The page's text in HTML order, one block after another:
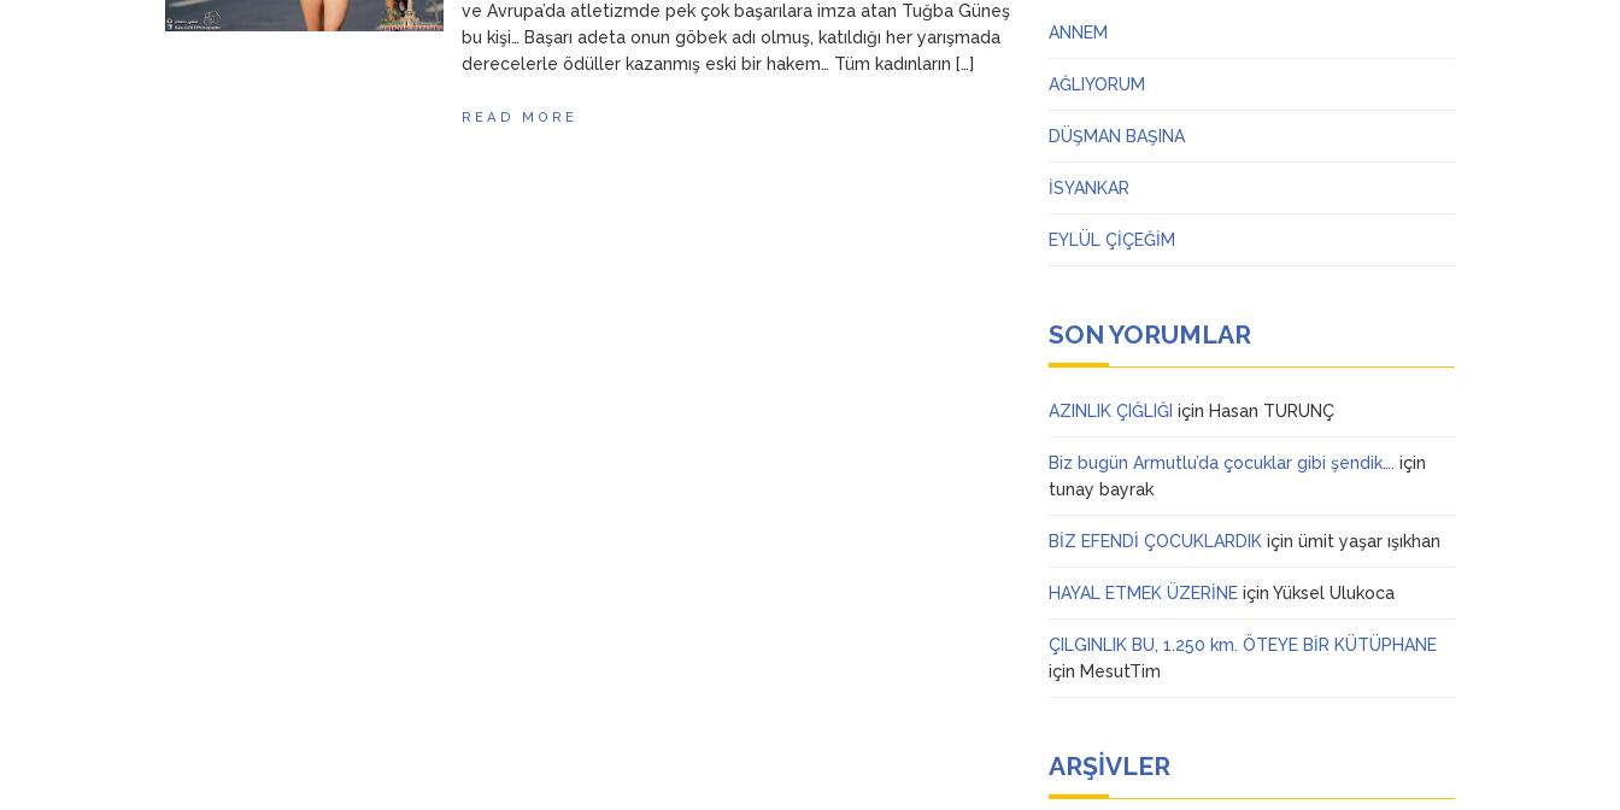
ve Avrupa’da atletizmde pek çok başarılara imza atan Tuğba Güneş
bu kişi… Başarı adeta onun göbek adı olmuş, katıldığı her yarışmada
derecelerle ödüller kazanmış eski bir hakem… Tüm kadınların […]
READ MORE
ANNEM
AĞLIYORUM
DÜŞMAN BAŞINA
İSYANKAR
EYLÜL ÇİÇEĞİM
SON YORUMLAR
AZINLIK ÇIĞLIĞI için Hasan TURUNÇ
Biz bugün Armutlu’da çocuklar gibi şendik…. için
tunay bayrak
BİZ EFENDİ ÇOCUKLARDIK içinümit yaşar ışıkhan
HAYAL ETMEK ÜZERİNE içinYüksel Ulukoca
ÇILGINLIK BU, 1.250 km. ÖTEYE BİR KÜTÜPHANE
için MesutTim
ARŞIVLER